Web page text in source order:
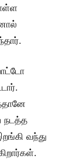
நடத்த
வந்து